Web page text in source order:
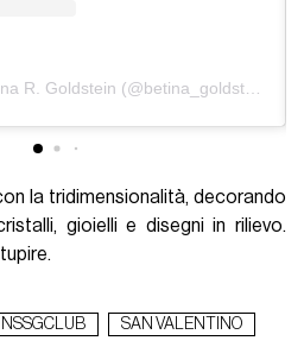
la tridimensionalità, decorando
gioielli e disegni in rilievo.
NSSGCLUB
SAN VALENTINO